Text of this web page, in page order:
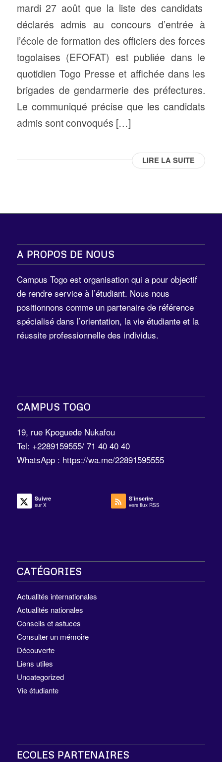
mardi 27 août que la liste des candidats
déclarés admis au concours d’entrée à
l’école de formation des officiers des forces
togolaises (EFOFAT) est publiée dans le
quotidien Togo Presse et affichée dans les
brigades de gendarmerie des préfectures.
Le communiqué précise que les candidats
admis sont convoqués […]
LIRE LA SUITE
A PROPOS DE NOUS
Campus Togo est organisation qui a pour objectif
de rendre service à l’étudiant. Nous nous
positionnons comme un partenaire de référence
spécialisé dans l’orientation, la vie étudiante et la
réussite professionnelle des individus.
CAMPUS TOGO
19, rue Kpoguede Nukafou
Tel: +2289159555/ 71 40 40 40
WhatsApp : https://wa.me/22891595555
Suivre
sur X
S’inscrire
vers flux RSS
CATÉGORIES
Actualités internationales
Actualités nationales
Conseils et astuces
Consulter un mémoire
Découverte
Liens utiles
Uncategorized
Vie étudiante
ECOLES PARTENAIRES